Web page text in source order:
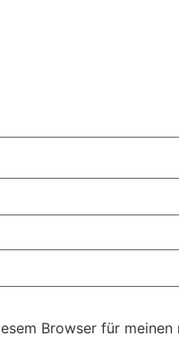
Browser für meinen